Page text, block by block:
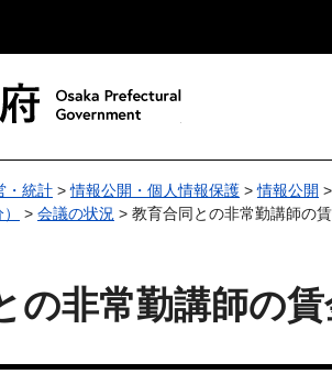
・統計 >情報公開・個人情報保護 >情報公開 >
> 会議の状況 > 教育合同との非常勤講師の
の非常勤講師の